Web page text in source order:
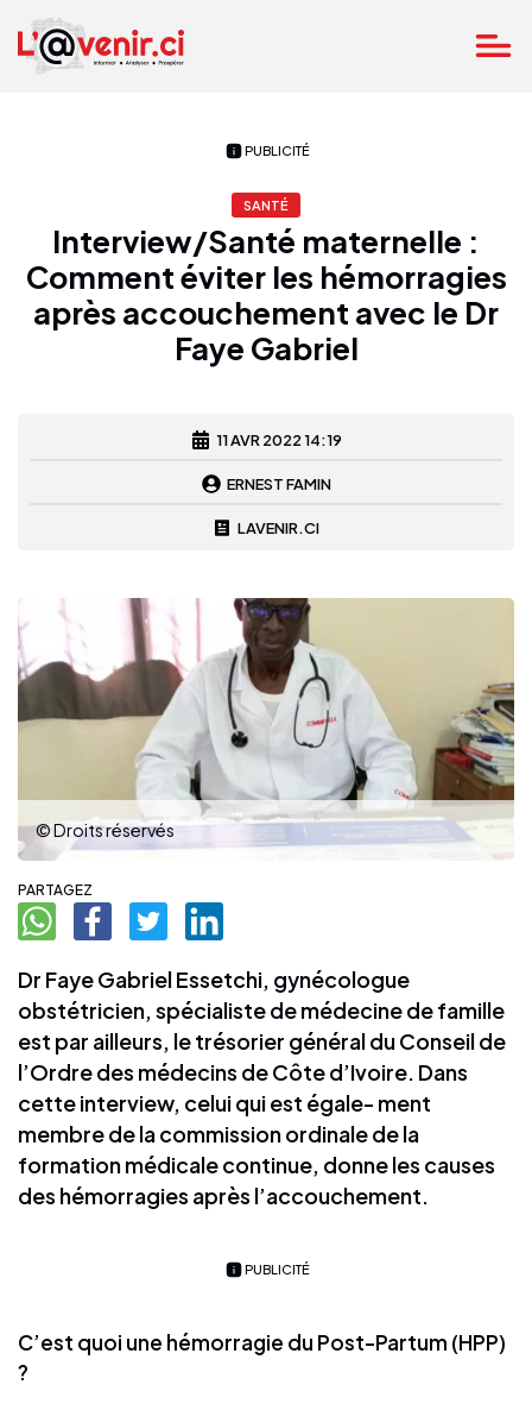
PUBLICITÉ
SANTÉ
Interview/Santé maternelle :
Comment éviter les hémorragies
après accouchement avec le Dr
Faye Gabriel
11 AVR 2022 14:19
ERNEST FAMIN
LAVENIR.CI
© Droits réservés
PARTAGEZ
Dr Faye Gabriel Essetchi, gynécologue
obstétricien, spécialiste de médecine de famille
est par ailleurs, le trésorier général du Conseil de
l’Ordre des médecins de Côte d’Ivoire. Dans
cette interview, celui qui est égale- ment
membre de la commission ordinale de la
formation médicale continue, donne les causes
des hémorragies après l’accouchement.
PUBLICITÉ
C’est quoi une hémorragie du Post-Partum (HPP)
?